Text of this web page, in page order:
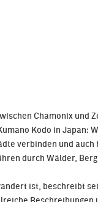
Chamonix und
Kodo in Japan:
verbinden und
durch Wälder,
ist, beschreibt